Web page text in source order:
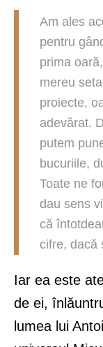
Am ales
pentru
prima
mereu
proiecte,
adevărat.
putem
bucuriile,
Toate ne
dau sens
că
cifre, dacă
Iar ea este
de ei,
lumea lui